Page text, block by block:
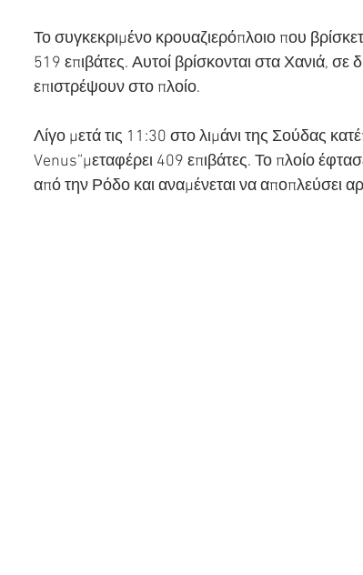
Το συγκεκριμένο κρουαζιερόπλοιο που
519 επιβάτες. Αυτοί βρίσκονται στα Χανιά,
επιστρέψουν στο πλοίο.
Λίγο μετά τις 11:30 στο λιμάνι της Σούδας
Venus”μεταφέρει 409 επιβάτες. Το πλοίο
από την Ρόδο και αναμένεται να αποπλεύσει